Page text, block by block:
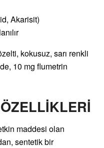
Akarisit)
kokusuz, sarı renkli
10 mg flumetrin
maddesi olan
sentetik bir